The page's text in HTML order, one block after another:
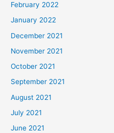
February 2022
January 2022
December 2021
November 2021
October 2021
September 2021
August 2021
July 2021
June 2021